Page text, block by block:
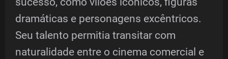
dramáticas e personagens excêntricos.
Seu talento permitia transitar com
naturalidade entre o cinema comercial e